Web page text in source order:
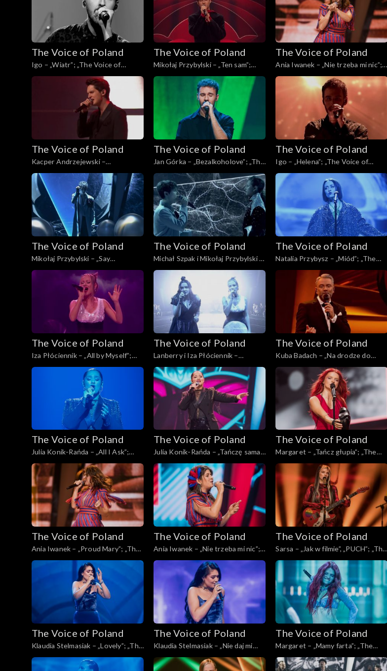
16. edycja
15. edycja
15. edycja – występy
The Voice of Poland
Igo – „Wiatr”; „The Voice of
Poland”, Finał, 30 listopada 2024
The Voice of Poland
Mikołaj Przybylski – „Ten sam”;
„The Voice of Poland”, Finał, 30
listopada 2024
The Voice of Poland
Ania Iwanek – „Nie trzeba mi nic”;
„The Voice of Poland”, Finał, 30
listopada 2024
The Voice of Poland
Kacper Andrzejewski –
„Początek”; „The Voice of Poland”,
Finał, 30 listopada 2024
The Voice of Poland
Jan Górka – „Bezalkoholove”; „The
Voice of Poland”, Finał, 30
listopada 2024
The Voice of Poland
Igo – „Helena”; „The Voice of
Poland”, Finał, 30 listopada 2024
The Voice of Poland
Mikołaj Przybylski – „Say
Something”; „The Voice of Poland”,
Finał, 30 listopada 2024
The Voice of Poland
Michał Szpak i Mikołaj Przybylski –
„Sorry Seems to Be the Hardest
Word”; „The Voice of Poland”,
Finał, 30 listopada 2024
The Voice of Poland
Natalia Przybysz – „Miód”; „The
Voice of Poland”, Finał, 30
listopada 2024
The Voice of Poland
Iza Płóciennik – „All by Myself”;
„The Voice of Poland”, Finał, 30
The Voice of Poland
Lanberry i Iza Płóciennik –
„Creep”; „The Voice of Poland”,
Finał, 30 listopada 2024
The Voice of Poland
Kuba Badach – „Na drodze do
wspomnień”; „The Voice of
Poland”, Finał, 30 listopada 2024
The Voice of Poland
Julia Konik-Rańda – „All I Ask”;
„The Voice of Poland”, Live, 23
listopada 2024
The Voice of Poland
Julia Konik-Rańda – „Tańczę sama”;
„The Voice of Poland”, Live, 23
listopada 2024
The Voice of Poland
Margaret – „Tańcz głupia”; „The
Voice of Poland”, Live, 23 listopada
2024
The Voice of Poland
Ania Iwanek – „Proud Mary”; „The
Voice of Poland”, Live, 23 listopada
The Voice of Poland
Ania Iwanek – „Nie trzeba mi nic”;
„The Voice of Poland”, Live, 23
listopada 2024
The Voice of Poland
Sarsa – „Jak w filmie”, „PUCH”; „The
Voice of Poland”, Live, 23 listopada
2024
The Voice of Poland
Klaudia Stelmasiak – „Lovely”; „The
Voice of Poland”, Live, 23 listopada
2024
The Voice of Poland
Klaudia Stelmasiak – „Nie daj mi
odejść”; „The Voice of Poland”,
Live, 23 listopada 2024
The Voice of Poland
Margaret – „Mamy farta”; „The
Voice of Poland”, Live, 23 listopada
2024